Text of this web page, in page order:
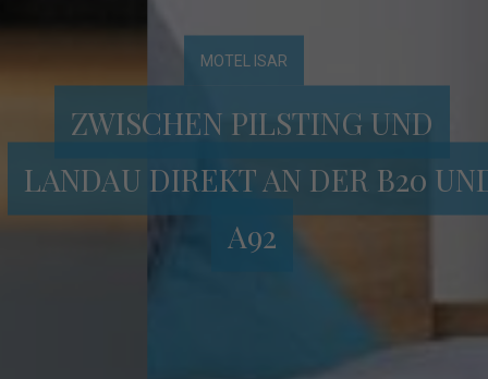
MOTEL ISAR
ZWISCHEN PILSTING UND
LANDAU DIREKT AN DER B20
A92